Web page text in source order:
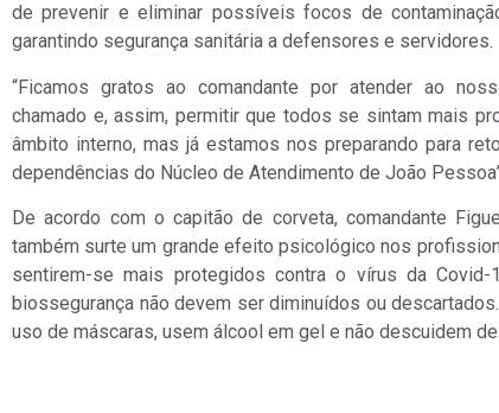
de prevenir e eliminar possíveis focos de
garantindo segurança sanitária a defensores e servidores.
“Ficamos gratos ao comandante por atender ao
chamado e, assim, permitir que todos se sintam mais
âmbito interno, mas já estamos nos preparando para
dependências do Núcleo de Atendimento de João
De acordo com o capitão de corveta, comandante
também surte um grande efeito psicológico nos
sentirem-se mais protegidos contra o vírus da
biossegurança não devem ser diminuídos ou
uso de máscaras, usem álcool em gel e não descuidem